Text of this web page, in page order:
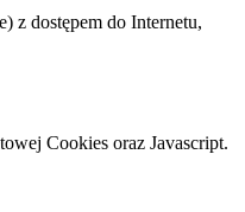
z dostępem do Internetu,
Cookies oraz Javascript.